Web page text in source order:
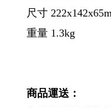
尺寸
重量 1.3kg
商品運送：